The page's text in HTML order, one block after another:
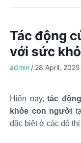
Tác động
với sức
admin / 28 April, 2025
Hiện nay,tác
khỏe con người
đặc biệt ở các đô